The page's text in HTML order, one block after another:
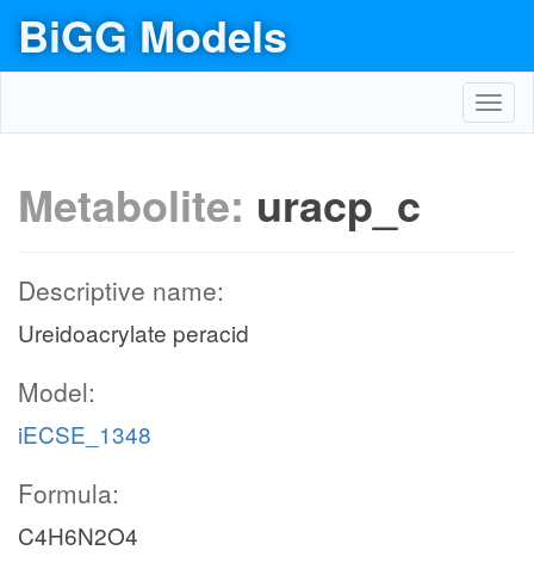
BiGG Models
Metabolite: uracp_c
Descriptive name:
Ureidoacrylate peracid
Model:
iECSE_1348
Formula:
C4H6N2O4